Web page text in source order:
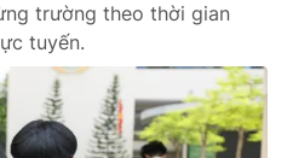
trường theo thời gian
tuyến.